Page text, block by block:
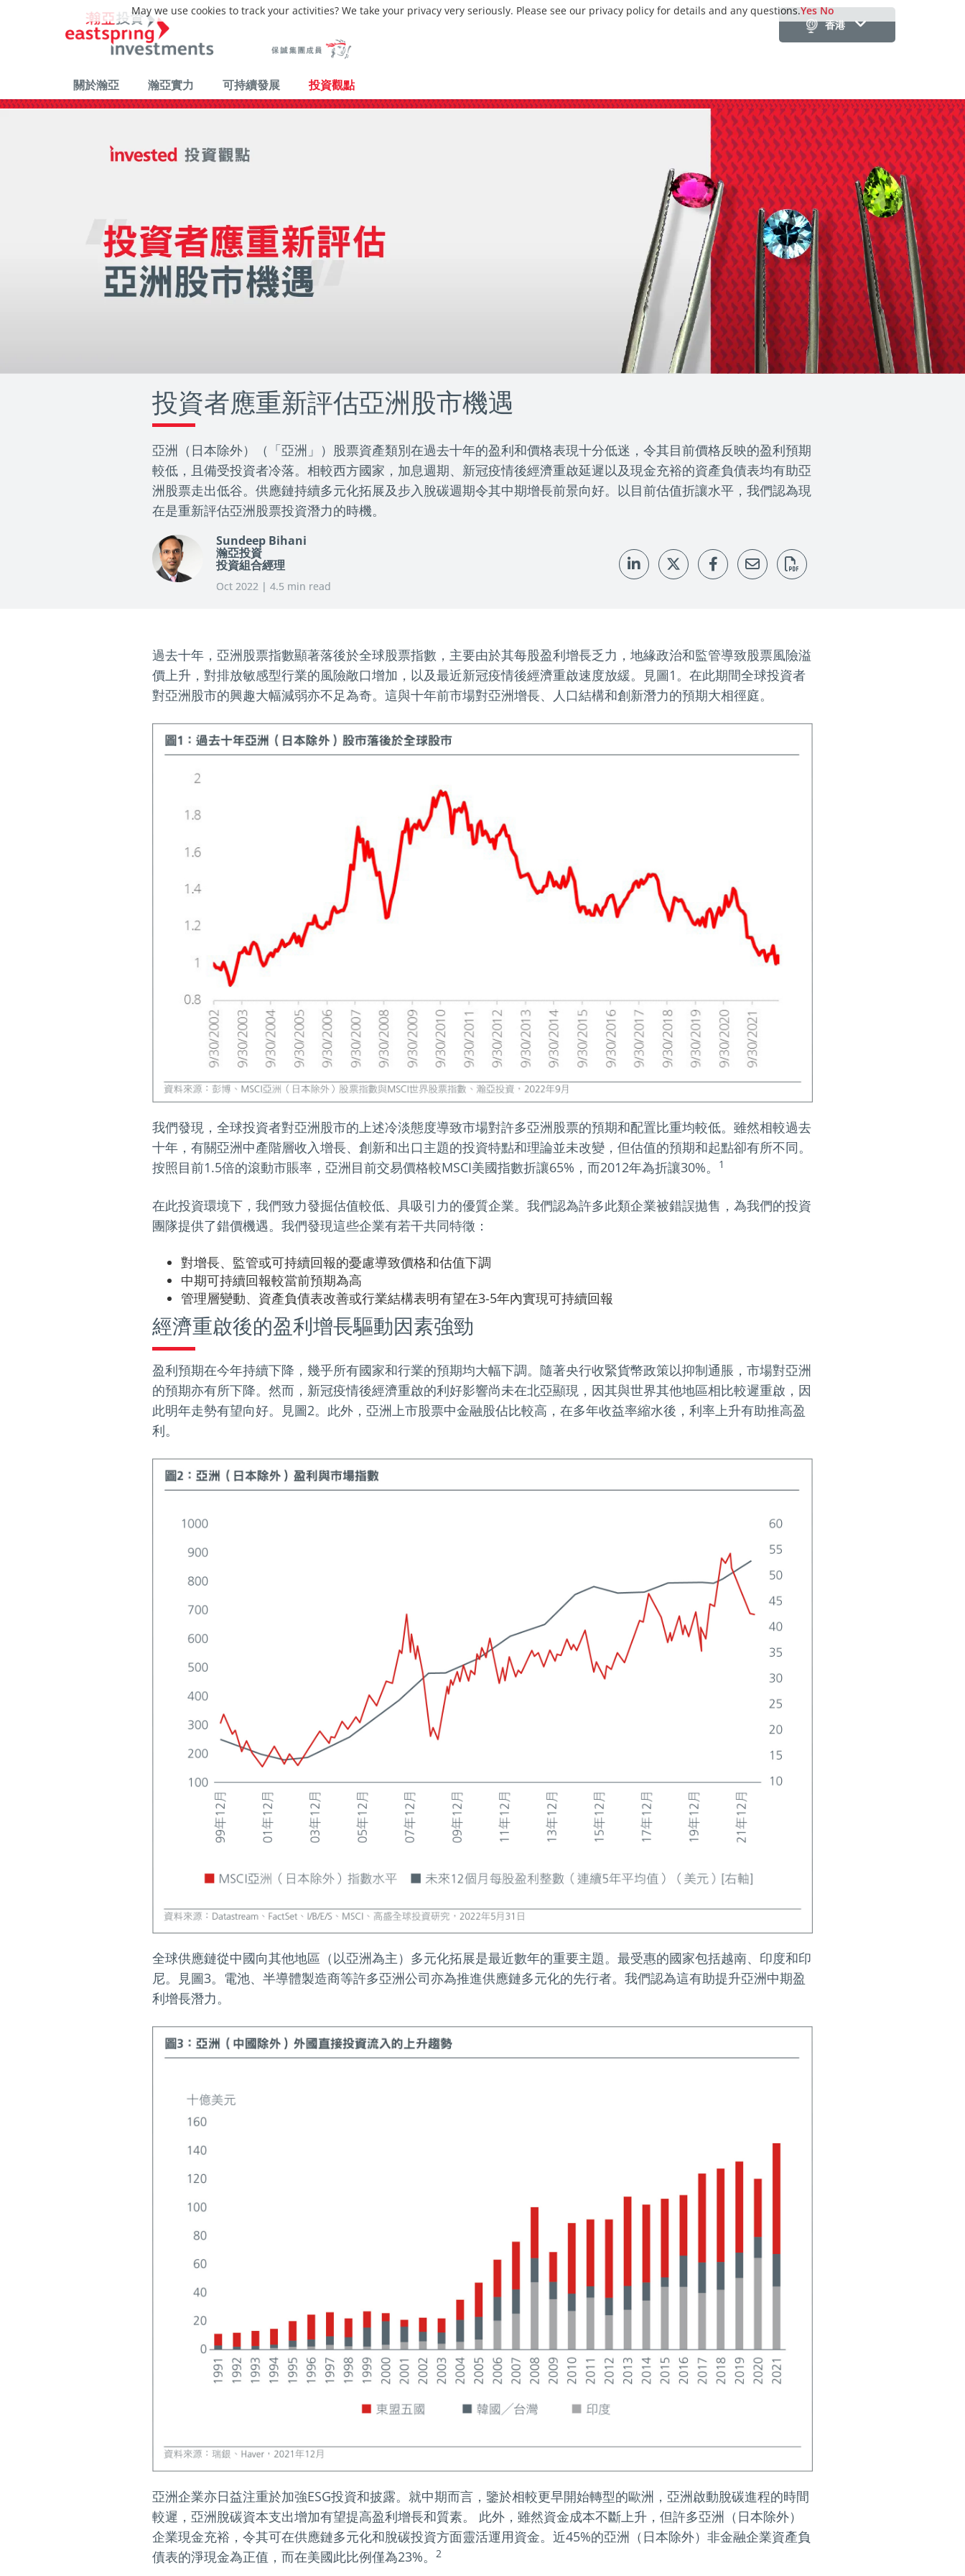
香港
關於瀚亞 瀚亞實力 可持續發展 投資觀點
投資者應重新評估亞洲股市機遇
亞洲（日本除外）（「亞洲」）股票資產類別在過去十年的盈利和價格表現十分低迷，令其目前價格反映的盈利預期
較低，且備受投資者冷落。相較西方國家，加息週期、新冠疫情後經濟重啟延遲以及現金充裕的資產負債表均有助亞
洲股票走出低谷。供應鏈持續多元化拓展及步入脫碳週期令其中期增長前景向好。以目前估值折讓水平，我們認為現
在是重新評估亞洲股票投資潛力的時機。
Sundeep Bihani
瀚亞投資
投資組合經理
Oct 2022 | 4.5 min read
過去十年，亞洲股票指數顯著落後於全球股票指數，主要由於其每股盈利增長乏力，地緣政治和監管導致股票風險溢
價上升，對排放敏感型行業的風險敞口增加，以及最近新冠疫情後經濟重啟速度放緩。見圖1。在此期間全球投資者
對亞洲股市的興趣大幅減弱亦不足為奇。這與十年前市場對亞洲增長、人口結構和創新潛力的預期大相徑庭。
我們發現，全球投資者對亞洲股市的上述冷淡態度導致市場對許多亞洲股票的預期和配置比重均較低。雖然相較過去
十年，有關亞洲中產階層收入增長、創新和出口主題的投資特點和理論並未改變，但估值的預期和起點卻有所不同。
按照目前1.5倍的滾動市賬率，亞洲目前交易價格較MSCI美國指數折讓65%，而2012年為折讓30%。
1
在此投資環境下，我們致力發掘估值較低、具吸引力的優質企業。我們認為許多此類企業被錯誤拋售，為我們的投資
團隊提供了錯價機遇。我們發現這些企業有若干共同特徵：
對增長、監管或可持續回報的憂慮導致價格和估值下調
中期可持續回報較當前預期為高
管理層變動、資產負債表改善或行業結構表明有望在3-5年內實現可持續回報
經濟重啟後的盈利增長驅動因素強勁
盈利預期在今年持續下降，幾乎所有國家和行業的預期均大幅下調。隨著央行收緊貨幣政策以抑制通脹，市場對亞洲
的預期亦有所下降。然而，新冠疫情後經濟重啟的利好影響尚未在北亞顯現，因其與世界其他地區相比較遲重啟，因
此明年走勢有望向好。見圖2。此外，亞洲上市股票中金融股佔比較高，在多年收益率縮水後，利率上升有助推高盈
利。
全球供應鏈從中國向其他地區（以亞洲為主）多元化拓展是最近數年的重要主題。最受惠的國家包括越南、印度和印
尼。見圖3。電池、半導體製造商等許多亞洲公司亦為推進供應鏈多元化的先行者。我們認為這有助提升亞洲中期盈
利增長潛力。
亞洲企業亦日益注重於加強ESG投資和披露。就中期而言，鑒於相較更早開始轉型的歐洲，亞洲啟動脫碳進程的時間
較遲，亞洲脫碳資本支出增加有望提高盈利增長和質素。 此外，雖然資金成本不斷上升，但許多亞洲（日本除外）
企業現金充裕，令其可在供應鏈多元化和脫碳投資方面靈活運用資金。近45%的亞洲（日本除外）非金融企業資產負
債表的淨現金為正值，而在美國此比例僅為23%。
2
May we use cookies to track your activities? We take your privacy very seriously. Please see our privacy policy for details and any questions.Yes No